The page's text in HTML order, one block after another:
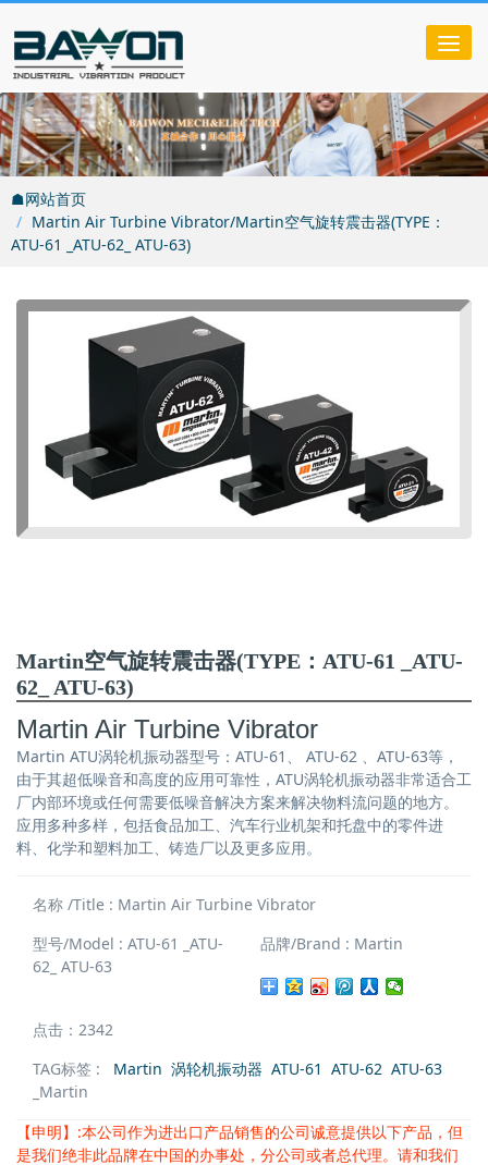
☗网站首页
Martin Air Turbine Vibrator/Martin空气旋转震击器(TYPE：
ATU-61 _ATU-62_ ATU-63)
Martin空气旋转震击器(TYPE：ATU-61 _ATU-
62_ ATU-63)
Martin Air Turbine Vibrator
Martin ATU涡轮机振动器型号：ATU-61、 ATU-62 、ATU-63等，
由于其超低噪音和高度的应用可靠性，ATU涡轮机振动器非常适合工
厂内部环境或任何需要低噪音解决方案来解决物料流问题的地方。
应用多种多样，包括食品加工、汽车行业机架和托盘中的零件进
料、化学和塑料加工、铸造厂以及更多应用。
名称 /Title : Martin Air Turbine Vibrator
型号/Model : ATU-61 _ATU-
62_ ATU-63
品牌/Brand : Martin
点击：2342
TAG标签 : Martin 涡轮机振动器 ATU-61 ATU-62 ATU-63
_Martin
【申明】:本公司作为进出口产品销售的公司诚意提供以下产品，但
是我们绝非此品牌在中国的办事处，分公司或者总代理。请和我们